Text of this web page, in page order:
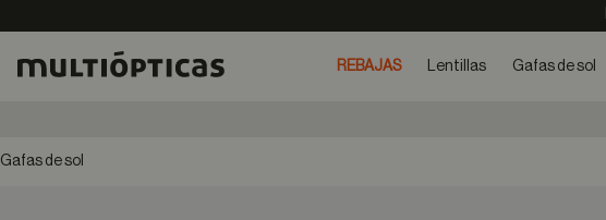
REBAJAS Lentillas Gafas de sol
Gafas de sol